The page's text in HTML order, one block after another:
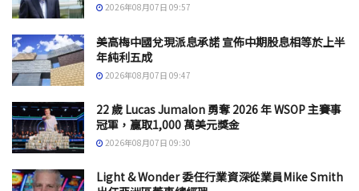
2026年08月07日 09:57
美高梅中國兌現派息承諾 宣佈中期股息相等於上半
年純利五成
2026年08月07日 09:47
22 歲 Lucas Jumalon 勇奪 2026 年 WSOP 主賽事
冠軍，贏取1,000 萬美元獎金
2026年08月07日 09:30
Light & Wonder 委任行業資深從業員Mike Smith